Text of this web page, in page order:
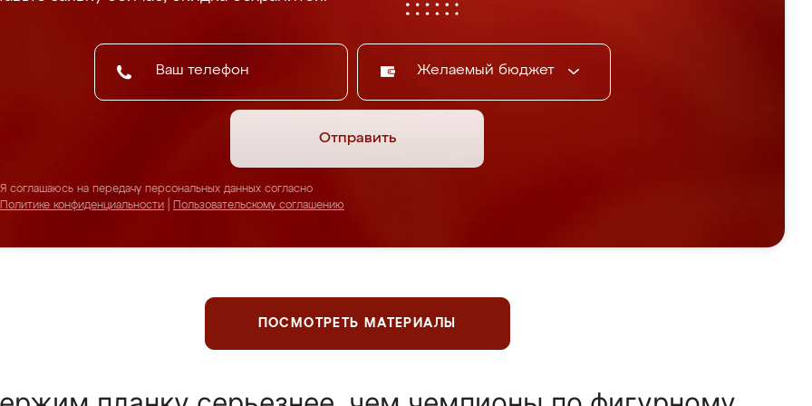
Желаемый бюджет
Отправить
Я соглашаюсь на передачу персональных данных согласно
Политике конфиденциальности
Пользовательскому соглашению
ПОСМОТРЕТЬ МАТЕРИАЛЫ